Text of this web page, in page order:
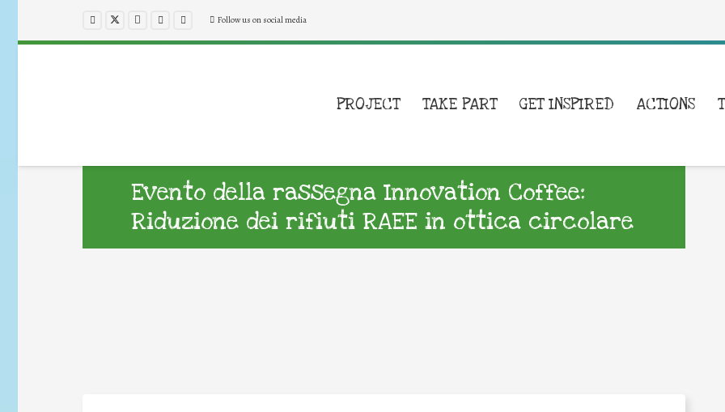
Follow us on social media
PROJECT TAKE PART GET INSPIRED ACTIONS
Evento della rassegna Innovation Coffee:
Riduzione dei rifiuti RAEE in ottica circolare